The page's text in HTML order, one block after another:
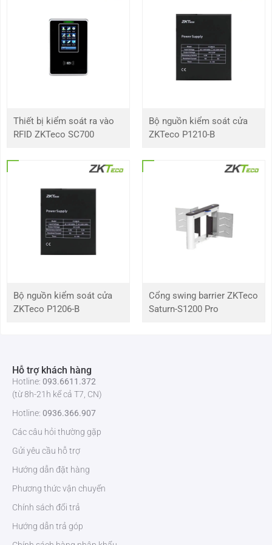
Tích hợp vân tay và thẻ RFID để xác thực quyền truy cập
Được trang bị thuật toán vân tay 3D Neuron tiên tiến nhất
Hỗ trợ toàn diện trong các mô-đun thẻ chính và hỗ trợ bổ sung
Hỗ trợ xác thực thẻ RFID tăng tích xác thực cho quyền truy
MB560-VL/ID
Dung lượng
khuôn mặt
Dung lượng
3,000
Dung lượng
thẻ
10,000 (Tùy chọn)
Chức năng
tiêu chuẩn
Chuyển đổi trạng thái tự động, Đầu vào T9,
ID ảnh, Phát hiện khẩu mặt, Camera, ID người
dùng 14 chữ số, Nhiều chế độ xác minh.
Phần cứng
CPU lõi kép 900 MHz, Bộ nhớ RAM 512 MB / ROM
8G,
Hệ điều hành Linux
Giao diện
kiểm soát truy
cập
Thiết bị kiểm soát ra vào
RFID ZKTeco SC700
Bộ nguồn kiểm soát cửa
ZKTeco P1210-B
Bộ nguồn kiểm soát cửa
ZKTeco P1206-B
Cổng swing barrier ZKTeco
Saturn-S1200 Pro
Hỗ trợ khách hàng
Hotline: 093.6611.372
(từ 8h-21h kể cả T7, CN)
Hotline: 0936.366.907
Các câu hỏi thường gặp
Gửi yêu cầu hỗ trợ
Hướng dẫn đặt hàng
Phương thức vận chuyển
Chính sách đổi trả
Hướng dẫn trả góp